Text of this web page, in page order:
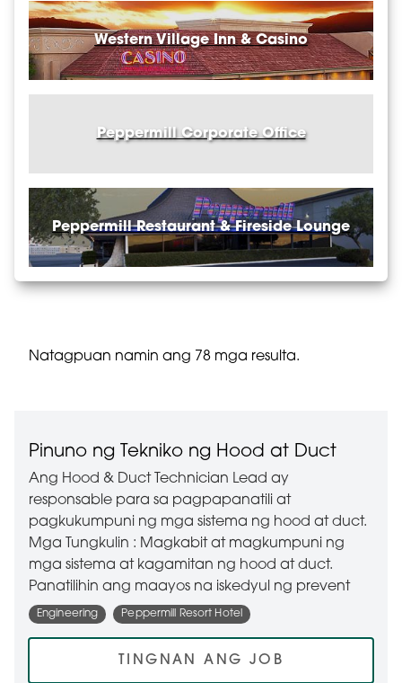
Slots
Spa
Stewarding
Table Games
Technical Services
Transportation
Western Village Inn & Casino
Peppermill Corporate Office
Peppermill Restaurant & Fireside Lounge
Natagpuan namin ang 78 mga resulta.
Pinuno ng Tekniko ng Hood at Duct
Ang Hood & Duct Technician Lead ay
responsable para sa pagpapanatili at
pagkukumpuni ng mga sistema ng hood at duct.
Mga Tungkulin : Magkabit at magkumpuni ng
mga sistema at kagamitan ng hood at duct.
Panatilihin ang maayos na iskedyul ng prevent
Engineering Peppermill Resort Hotel
TINGNAN ANG JOB